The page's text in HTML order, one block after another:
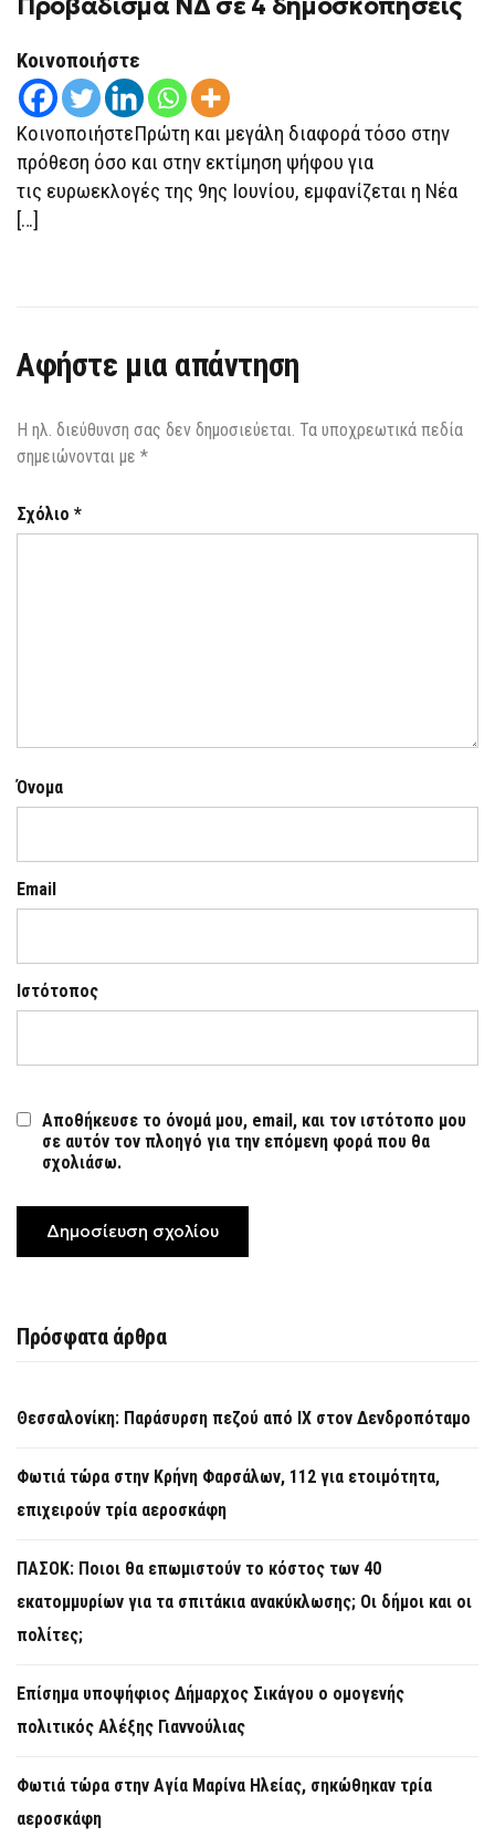
Προβάδισμα ΝΔ σε 4 δημοσκοπήσεις
Κοινοποιήστε
ΚοινοποιήστεΠρώτη και μεγάλη διαφορά τόσο στην
πρόθεση όσο και στην εκτίμηση ψήφου για
τις ευρωεκλογές της 9ης Ιουνίου, εμφανίζεται η Νέα
[…]
Αφήστε μια απάντηση
Η ηλ. διεύθυνση σας δεν δημοσιεύεται. Τα υποχρεωτικά πεδία
σημειώνονται με *
Σχόλιο *
Όνομα
Email
Ιστότοπος
Αποθήκευσε το όνομά μου, email, και τον ιστότοπο μου
σε αυτόν τον πλοηγό για την επόμενη φορά που θα
σχολιάσω.
Πρόσφατα άρθρα
Θεσσαλονίκη: Παράσυρση πεζού από ΙΧ στον Δενδροπόταμο
Φωτιά τώρα στην Κρήνη Φαρσάλων, 112 για ετοιμότητα,
επιχειρούν τρία αεροσκάφη
ΠΑΣΟΚ: Ποιοι θα επωμιστούν το κόστος των 40
εκατομμυρίων για τα σπιτάκια ανακύκλωσης; Οι δήμοι και οι
πολίτες;
Επίσημα υποψήφιος Δήμαρχος Σικάγου ο ομογενής
πολιτικός Αλέξης Γιαννούλιας
Φωτιά τώρα στην Aγία Μαρίνα Ηλείας, σηκώθηκαν τρία
αεροσκάφη